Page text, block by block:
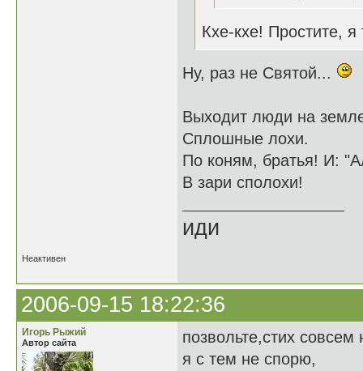
Кхе-кхе! Простите,
Ну, раз не Святой...
Выходит люди на
Сплошные лохи.
По коням, братья! И:
В зари сполохи!
иди
Неактивен
2006-09-15 18:22:36
Игорь Рыжий
Автор сайта
позвольте,стих совсем
я с тем не спорю,